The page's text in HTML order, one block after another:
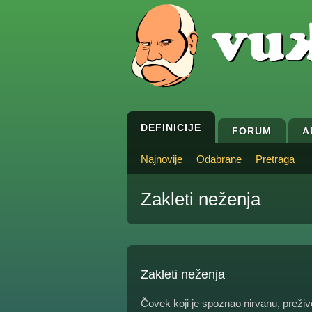
DEFINICIJE FORUM
Najnovije Odabrane Pretraga
Zakleti neženja
Zakleti neženja
Čovek koji je spoznao nirvanu,